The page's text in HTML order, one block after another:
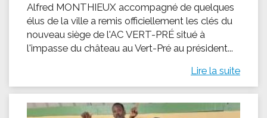
Alfred MONTHIEUX accompagné de quelques
élus de la ville a remis officiellement les clés du
nouveau siège de l'AC VERT-PRÉ situé à
l'impasse du château au Vert-Pré au président...
Lire la suite